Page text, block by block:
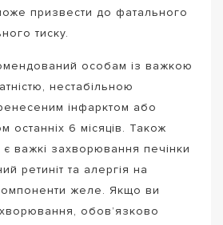
призвести до фатального
тиску.
особам із важкою
нестабільною
інфарктом або
останніх 6 місяців. Також
важкі захворювання печінки
ретиніт та алергія на
желе. Якщо ви
обов’язково